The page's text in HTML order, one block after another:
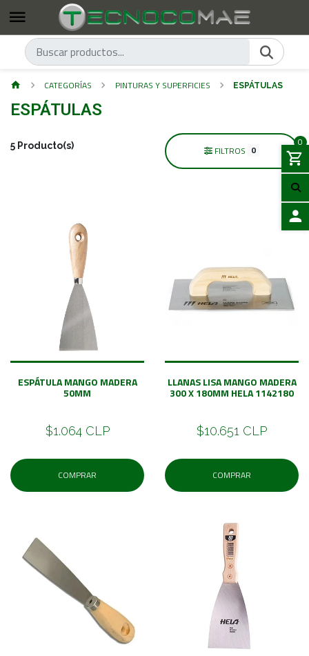
0
CATEGORÍAS PINTURAS Y SUPERFICIES ESPÁTULAS
ESPÁTULAS
5 Producto(s) FILTROS 0
ESPÁTULA MANGO MADERA
50MM
$1.064 CLP
COMPRAR
LLANAS LISA MANGO MADERA
300 X 180MM HELA 1142180
$10.651 CLP
COMPRAR